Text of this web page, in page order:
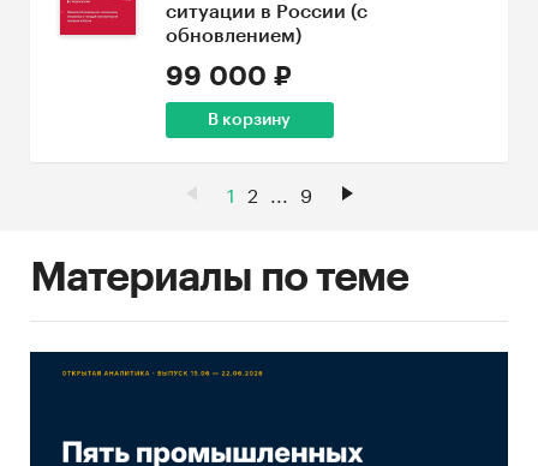
ситуации в России (с
обновлением)
99 000 ₽
В корзину
1 2 ... 9
Материалы по теме